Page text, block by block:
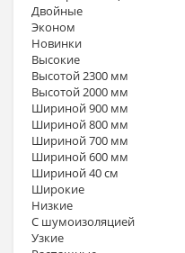
Двойные
Эконом
Новинки
Высокие
Высотой 2300 мм
Высотой 2000 мм
Шириной 900 мм
Шириной 800 мм
Шириной 700 мм
Шириной 600 мм
Шириной 40 см
Широкие
Низкие
С шумоизоляцией
Узкие